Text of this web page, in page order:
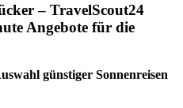
– TravelScout24
Angebote für die
günstiger Sonnenreisen